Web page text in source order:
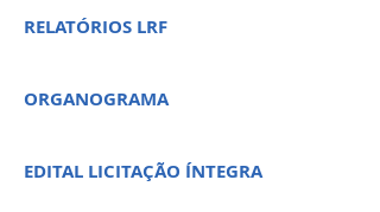
RELATÓRIOS LRF
ORGANOGRAMA
EDITAL LICITAÇÃO ÍNTEGRA